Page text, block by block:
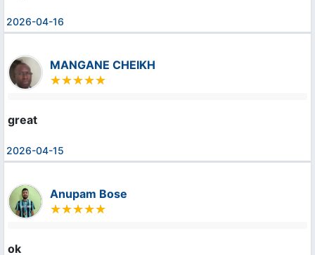
2026-04-16
MANGANE CHEIKH
great
2026-04-15
Anupam Bose
ok